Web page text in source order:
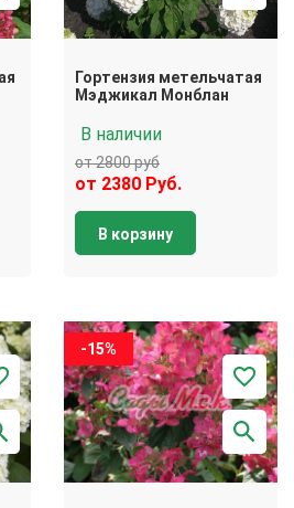
Гортензия метельчатая
Мэджикал Монблан
В наличии
от 2800 руб
от 2380 Руб.
В корзину
-15%